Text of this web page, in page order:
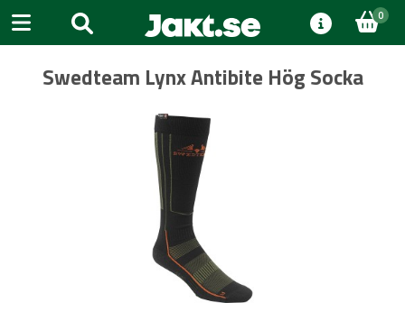
0
Swedteam Lynx Antibite Hög Socka